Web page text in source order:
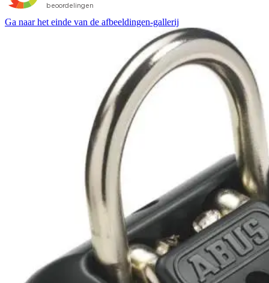
Ga naar het einde van de afbeeldingen-gallerij